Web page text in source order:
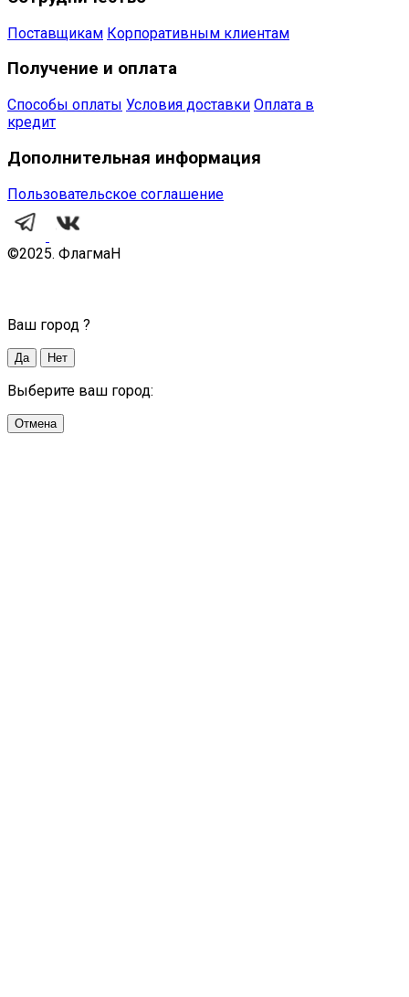
Поставщикам Корпоративным клиентам
Получение и оплата
Способы оплаты Условия доставки Оплата в
кредит
Дополнительная информация
Пользовательское соглашение
©2025. ФлагмаН
Ваш город ?
Да Нет
Выберите ваш город:
Отмена